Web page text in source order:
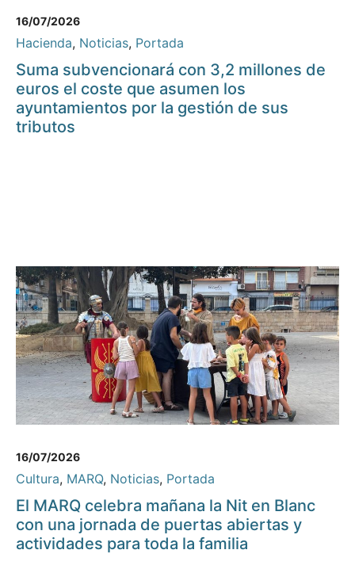
16/07/2026
Hacienda, Noticias, Portada
Suma subvencionará con 3,2 millones de
euros el coste que asumen los
ayuntamientos por la gestión de sus
tributos
16/07/2026
Cultura, MARQ, Noticias, Portada
El MARQ celebra mañana la Nit en Blanc
con una jornada de puertas abiertas y
actividades para toda la familia